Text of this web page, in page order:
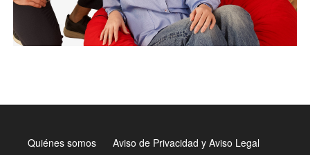
Quiénes somos Aviso de Privacidad y Aviso Legal